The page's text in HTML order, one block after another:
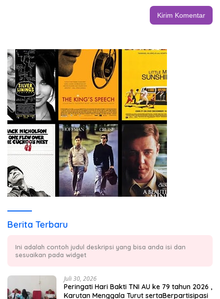
Berita Terbaru
Ini adalah contoh judul deskripsi yang bisa anda isi dan
sesuaikan pada widget
Juli 30, 2026
Peringati Hari Bakti TNI AU ke 79 tahun 2026 ,
Karutan Menggala Turut sertaBerpartisipasi